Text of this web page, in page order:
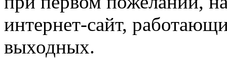
интернет-сайт,
выходных.